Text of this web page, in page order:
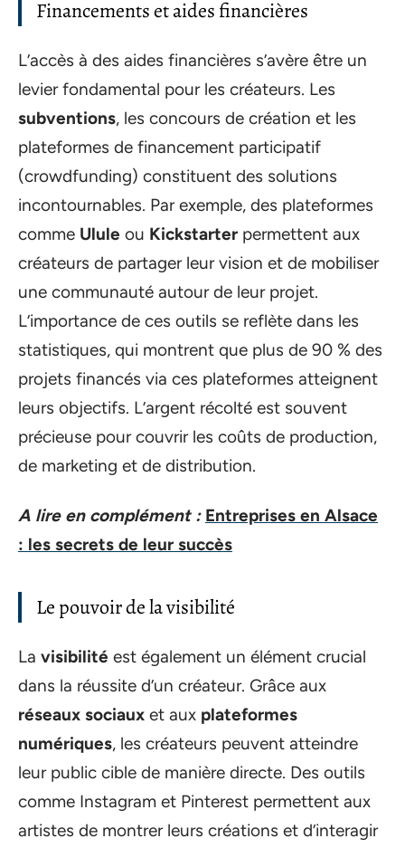
Financements et aides financières
L’accès à des aides financières s’avère être un
levier fondamental pour les créateurs. Les
subventions, les concours de création et les
plateformes de financement participatif
(crowdfunding) constituent des solutions
incontournables. Par exemple, des plateformes
comme Ulule ou Kickstarter permettent aux
créateurs de partager leur vision et de mobiliser
une communauté autour de leur projet.
L’importance de ces outils se reflète dans les
statistiques, qui montrent que plus de 90 % des
projets financés via ces plateformes atteignent
leurs objectifs. L’argent récolté est souvent
précieuse pour couvrir les coûts de production,
de marketing et de distribution.
A lire en complément : Entreprises en Alsace
: les secrets de leur succès
Le pouvoir de la visibilité
La visibilité est également un élément crucial
dans la réussite d’un créateur. Grâce aux
réseaux sociaux et aux plateformes
numériques, les créateurs peuvent atteindre
leur public cible de manière directe. Des outils
comme Instagram et Pinterest permettent aux
artistes de montrer leurs créations et d’interagir